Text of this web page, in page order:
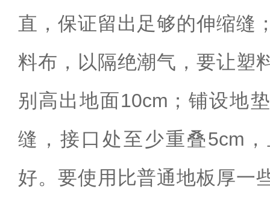
直，保证留出足够的伸缩缝
料布，以隔绝潮气，要让塑
别高出地面10cm；铺设地
缝，接口处至少重叠5cm
好。要使用比普通地板厚一